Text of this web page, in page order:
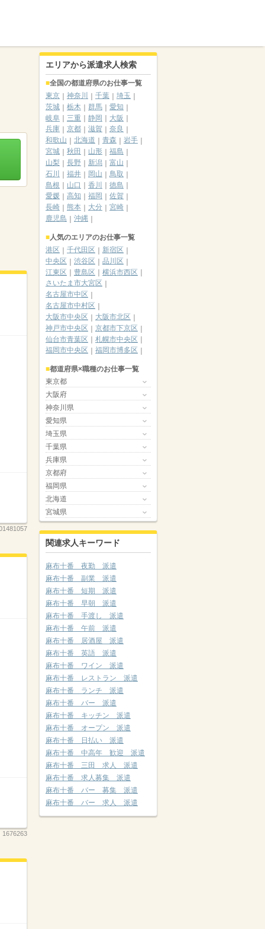
1676263
エリアから派遣求人検索
全国の都道府県のお仕事一覧
東京
神奈川 千葉
埼玉
茨城
栃木 群馬
愛知
岐阜
三重 静岡
大阪
兵庫
京都 滋賀
奈良
和歌山
北海道 青森
岩手
宮城
秋田 山形
福島
山梨
長野 新潟
富山
石川
福井 岡山
鳥取
島根
山口 香川
徳島
愛媛
高知 福岡
佐賀
長崎
熊本 大分
宮崎
鹿児島
沖縄
人気のエリアのお仕事一覧
港区
千代田区
新宿区
中央区
渋谷区
品川区
江東区
豊島区
横浜市西区
さいたま市大宮区
名古屋市中区
名古屋市中村区
大阪市中央区
大阪市北区
神戸市中央区
京都市下京区
仙台市青葉区
札幌市中央区
福岡市中央区
福岡市博多区
都道府県×職種のお仕事一覧
東京都
大阪府
神奈川県
愛知県
埼玉県
千葉県
兵庫県
京都府
福岡県
北海道
宮城県
関連求人キーワード
麻布十番 夜勤 派遣
麻布十番 副業 派遣
麻布十番 短期 派遣
麻布十番 早朝 派遣
麻布十番 手渡し 派遣
麻布十番 午前 派遣
麻布十番 居酒屋 派遣
麻布十番 英語 派遣
麻布十番 ワイン 派遣
麻布十番 レストラン 派遣
麻布十番 ランチ 派遣
麻布十番 バー 派遣
麻布十番 キッチン 派遣
麻布十番 オープン 派遣
麻布十番 日払い 派遣
麻布十番 中高年 歓迎 派遣
麻布十番 三田 求人 派遣
麻布十番 求人募集 派遣
麻布十番 バー 募集 派遣
麻布十番 バー 求人 派遣